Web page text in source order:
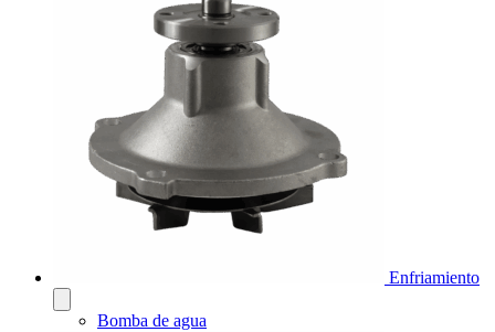
Enfriamiento
Bomba de agua